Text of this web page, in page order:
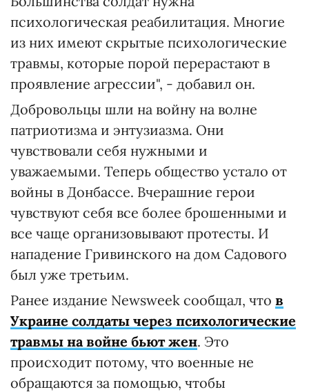
психологическая реабилитация. Многие
из них имеют скрытые психологические
травмы, которые порой перерастают в
проявление агрессии", - добавил он.
Добровольцы шли на войну на волне
патриотизма и энтузиазма. Они
чувствовали себя нужными и
уважаемыми. Теперь общество устало от
войны в Донбассе. Вчерашние герои
чувствуют себя все более брошенными и
все чаще организовывают протесты. И
нападение Гривинского на дом Садового
был уже третьим.
Ранее издание Newsweek сообщал, что в
Украине солдаты через психологические
травмы на войне бьют жен. Это
происходит потому, что военные не
обращаются за помощью, чтобы